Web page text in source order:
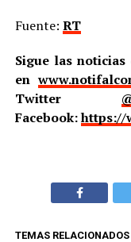
Fuente: RT
Sigue las
en
Twitter
Facebook:https://
TEMAS RELACIONADOS